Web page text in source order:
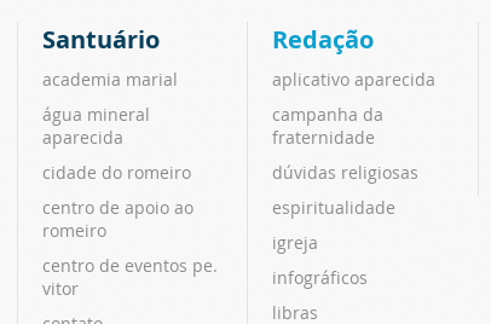
Santuário
academia marial
água mineral
aparecida
cidade do romeiro
centro de apoio ao
romeiro
centro de eventos pe.
vitor
Redação
aplicativo aparecida
campanha da
fraternidade
dúvidas religiosas
espiritualidade
igreja
infográficos
libras